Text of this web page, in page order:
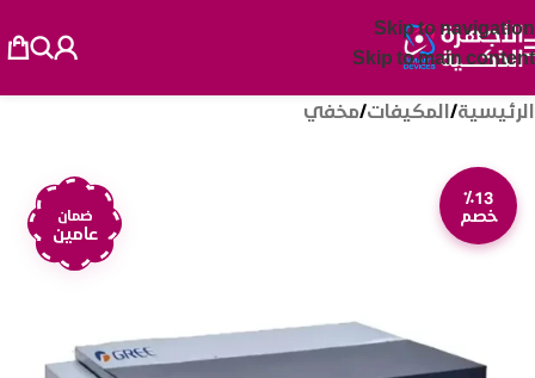
Skip to navigation
Skip to main content
الرئيسية/المكيفات/مخفي
٪13
خصم
ضمان
عامين